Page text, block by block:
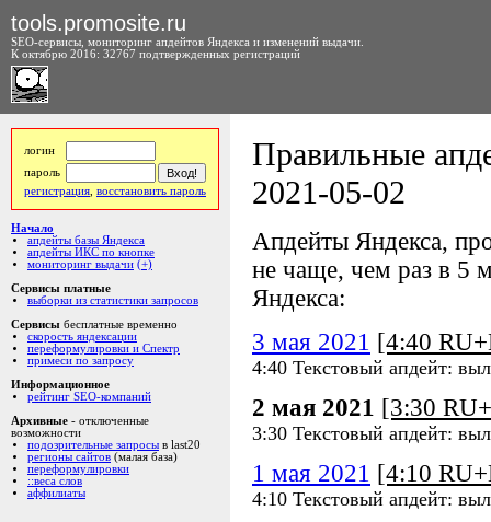
tools.promosite.ru
SEO-сервисы, мониторинг апдейтов Яндекса и изменений выдачи.
К октябрю 2016: 32767 подтвержденных регистраций
логин
пароль
регистрация восстановить пароль
Начало
апдейты базы Яндекса
апдейты ИКС по кнопке
мониторинг выдачи (+)
Сервисы платные
выборки из статистики запросов
Сервисы бесплатные временно
скорость яндексации
переформулировки и Спектр
примеси по запросу
Информационное
рейтинг SEO-компаний
Архивные - отключенные
возможности
подозрительные запросы в last20
регионы сайтов (малая база)
переформулировки
::веса слов
аффилиаты
Правильные
2021-05-02
Апдейты Яндекса,
не чаще, чем раз в 5
Яндекса:
3 мая 2021 [4:40
4:40 Текстовый апдейт:
2 мая 2021 [3:30
3:30 Текстовый апдейт:
1 мая 2021 [4:10
4:10 Текстовый апдейт: